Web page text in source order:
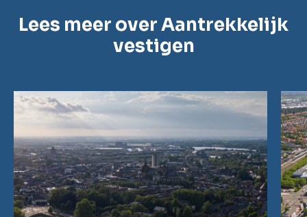
Lees meer over Aantrekkelijk
vestigen